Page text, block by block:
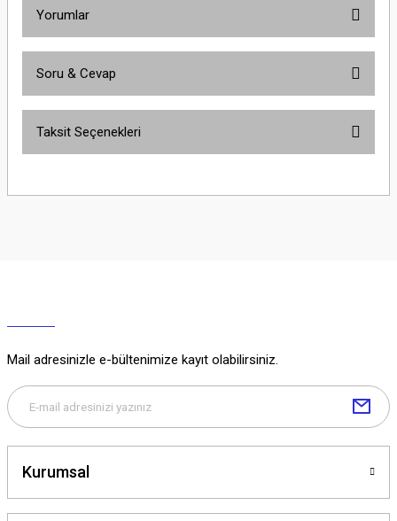
Yorumlar
Soru & Cevap
Soru Sor
Taksit Seçenekleri
Mail adresinizle e-bültenimize kayıt olabilirsiniz.
Kurumsal